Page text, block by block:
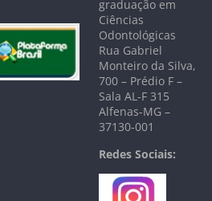
graduação em
Ciências
Odontológicas
Rua Gabriel
Monteiro da Silva,
700 – Prédio F –
Sala AL-F 315
Alfenas-MG –
37130-001
Redes Sociais: